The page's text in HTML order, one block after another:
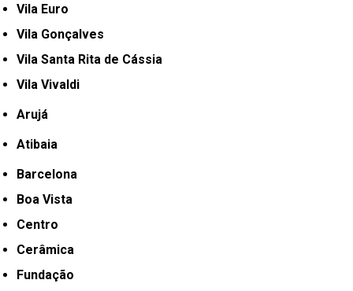
Vila Euro
Vila Gonçalves
Vila Santa Rita de Cássia
Vila Vivaldi
Arujá
Atibaia
Barcelona
Boa Vista
Centro
Cerâmica
Fundação